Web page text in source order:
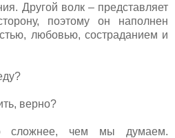
Другой волк – представляет
поэтому он наполнен
любовью, состраданием и
верно?
сложнее, чем мы думаем.